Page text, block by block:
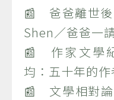
📰 爸爸離世後
Shen／爸爸一
📰 作家文學
均：五十年的
📰 文學相對